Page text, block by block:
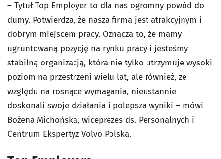
– Tytuł Top Employer to dla nas ogromny powód do
dumy. Potwierdza, że nasza firma jest atrakcyjnym i
dobrym miejscem pracy. Oznacza to, że mamy
ugruntowaną pozycję na rynku pracy i jesteśmy
stabilną organizacją, która nie tylko utrzymuje wysoki
poziom na przestrzeni wielu lat, ale również, ze
względu na rosnące wymagania, nieustannie
doskonali swoje działania i polepsza wyniki – mówi
Bożena Michońska, wiceprezes ds. Personalnych i
Centrum Ekspertyz Volvo Polska.